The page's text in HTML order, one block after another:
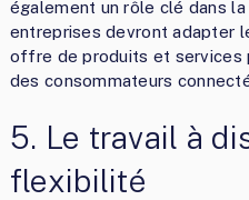
également un rôle clé dans
entreprises devront adapter
offre de produits et services
des consommateurs
5. Le travail à
flexibilité